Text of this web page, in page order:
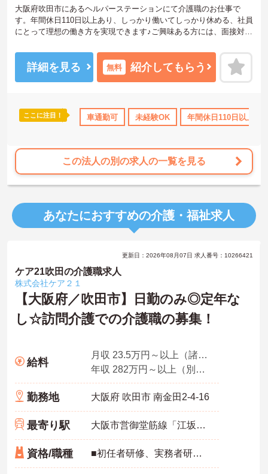
大阪府吹田市にあるヘルパーステーションにて介護職のお仕事で
す。年間休日110日以上あり、しっかり働いてしっかり休める、社員
にとって理想の働き方を実現できます♪ご興味ある方には、面接対策
ください。
詳細を見る 無料 紹介してもらう
ここに注目！ 車通勤可 未経験OK 年間休日110日以上
この法人の別の求人の一覧を見る
あなたにおすすめの介護・福祉求人
更新日：2026年08月07日 求人番号：10266421
ケア21吹田の介護職求人
株式会社ケア２１
【大阪府／吹田市】日勤のみ◎定年な
し☆訪問介護での介護職の募集！
給料
月収 23.5万円～以上（諸手当込み）
年収 282万円～以上（別途賞与付与）
勤務地 大阪府 吹田市 南金田2-4-16
最寄り駅 大阪市営御堂筋線「江坂駅」徒歩15分
資格/職種 ■初任者研修、実務者研修のいずれかをお持ちの方 ■訪問介護のご経験(年数問わず)あれば尚可